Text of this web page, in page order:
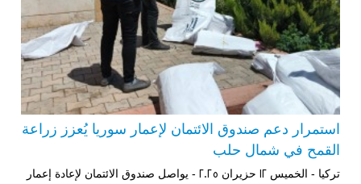
استمرار دعم صندوق الائتمان لإعمار سوريا يُعزز زراعة
القمح في شمال حلب
تركيا - الخميس 12 حزيران 2025 - يواصل صندوق الائتمان لإعادة إعمار